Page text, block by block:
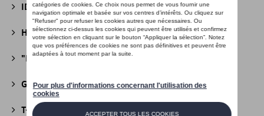
ID Collection(22)
Héritage Collection(13)
"R" Collection(19)
Golf Collection(24)
T-Roc Collection(18)